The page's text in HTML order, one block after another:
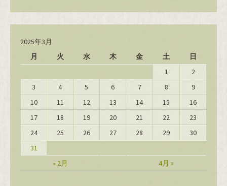
2025年3月
月
火 水 木 金 土 日
« 2月 4月 »
1
2
3
4 5 6 7 8
9
10
11 12 13 14 15
16
17
18 19 20 21 22
23
24
25 26 27 28 29
30
31